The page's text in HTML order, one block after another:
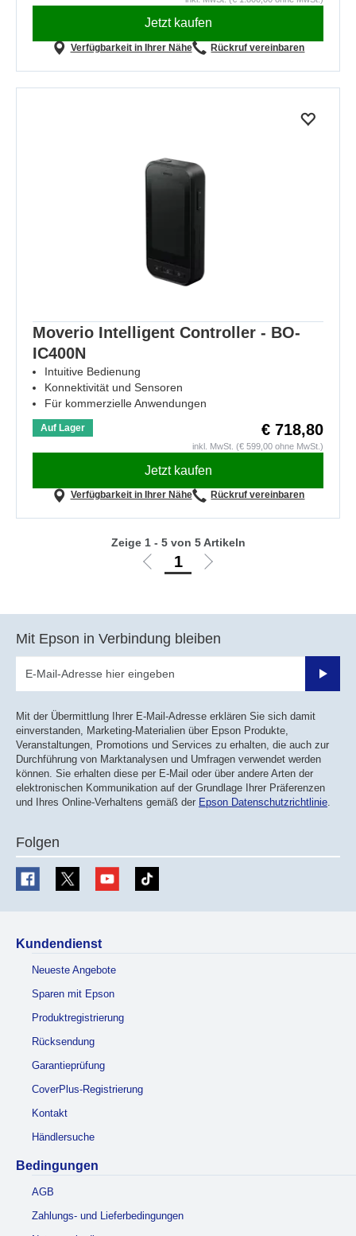
Jetzt kaufen
Verfügbarkeit in Ihrer Nähe Rückruf vereinbaren
Moverio Intelligent Controller - BO-
IC400N
Intuitive Bedienung
Konnektivität und Sensoren
Für kommerzielle Anwendungen
Auf Lager € 718,80
inkl. MwSt. (€ 599,00 ohne MwSt.)
Jetzt kaufen
Verfügbarkeit in Ihrer Nähe Rückruf vereinbaren
Zur
1
Zur
Zeige 1 - 5 von 5 Artikeln
Mit Epson in Verbindung bleiben
Mit der Übermittlung Ihrer E-Mail-Adresse erklären Sie sich damit
einverstanden, Marketing-Materialien über Epson Produkte,
Veranstaltungen, Promotions und Services zu erhalten, die auch zur
Durchführung von Marktanalysen und Umfragen verwendet werden
können. Sie erhalten diese per E-Mail oder über andere Arten der
elektronischen Kommunikation auf der Grundlage Ihrer Präferenzen
und Ihres Online-Verhaltens gemäß der Epson Datenschutzrichtlinie.
Folgen
Kundendienst
Neueste Angebote
Sparen mit Epson
Produktregistrierung
Rücksendung
Garantieprüfung
CoverPlus-Registrierung
Kontakt
Händlersuche
Bedingungen
AGB
Zahlungs- und Lieferbedingungen